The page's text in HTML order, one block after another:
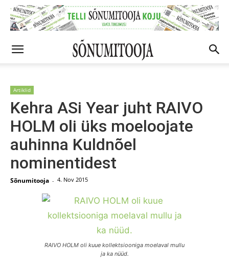
Artiklid
Kehra ASi Year juht RAIVO
HOLM oli üks moeloojate
auhinna Kuldnõel
nominentidest
Sõnumitooja - 4. Nov 2015
RAIVO HOLM oli kuue kollektsiooniga moelaval mullu
ja ka nüüd.